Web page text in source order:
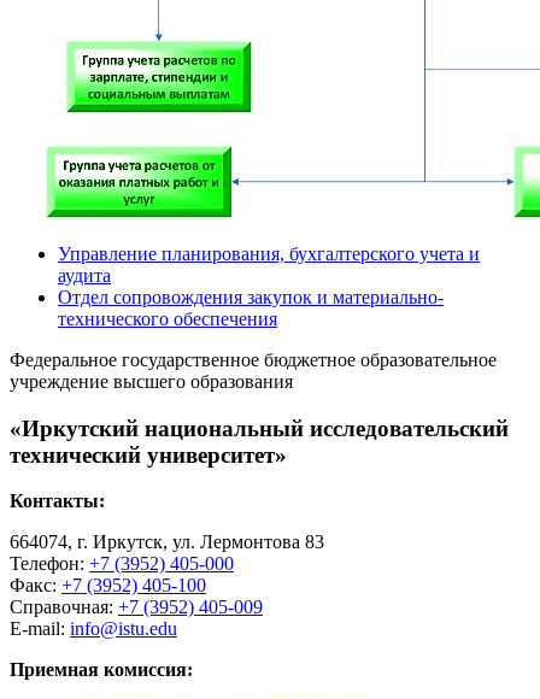
Управление планирования, бухгалтерского учета и
аудита
Отдел сопровождения закупок и материально-
технического обеспечения
Федеральное государственное бюджетное образовательное
учреждение высшего образования
«Иркутский национальный исследовательский
технический университет»
Контакты:
664074, г. Иркутск, ул. Лермонтова 83
Телефон: +7 (3952) 405-000
Факс: +7 (3952) 405-100
Справочная: +7 (3952) 405-009
E-mail: info@istu.edu
Приемная комиссия: